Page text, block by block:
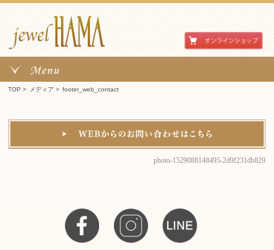
TOP > メディア > footer_web_contact
photo-1529088148495-2d9f231db829